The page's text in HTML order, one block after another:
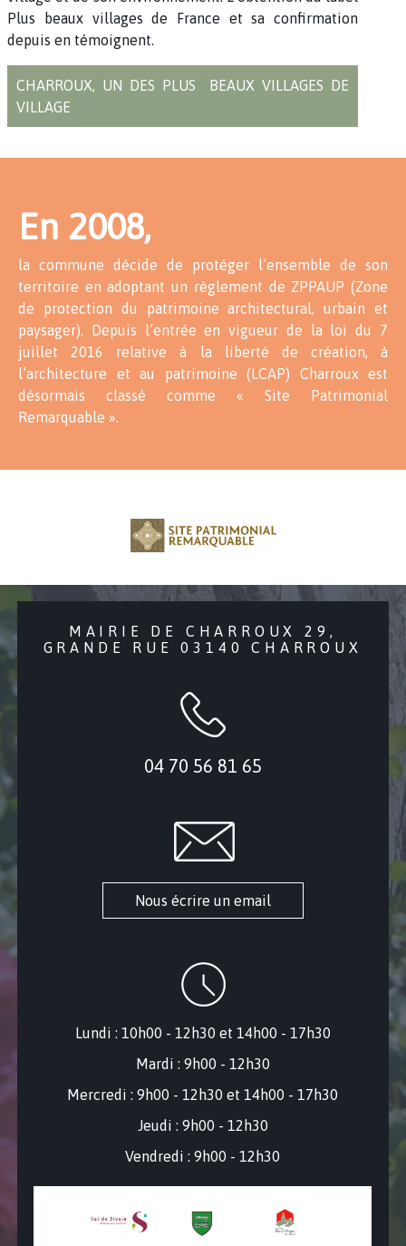
Plus beaux villages de France et sa confirmation
depuis en témoignent.
CHARROUX, UN DES PLUS BEAUX VILLAGES DE
VILLAGE
En 2008,
la commune décide de protéger l’ensemble de son
territoire en adoptant un règlement de ZPPAUP (Zone
de protection du patrimoine architectural, urbain et
paysager). Depuis l’entrée en vigueur de la loi du 7
juillet 2016 relative à la liberté de création, à
l’architecture et au patrimoine (LCAP) Charroux est
désormais classé comme « Site Patrimonial
Remarquable ».
MAIRIE DE CHARROUX 29,
GRANDE RUE 03140 CHARROUX
04 70 56 81 65
Nous écrire un email
Lundi : 10h00 - 12h30 et 14h00 - 17h30
Mardi : 9h00 - 12h30
Mercredi : 9 h00 - 12h30 et 14h00 - 17h30
Jeudi : 9h00 - 12h30
Vendredi : 9h00 - 12h30